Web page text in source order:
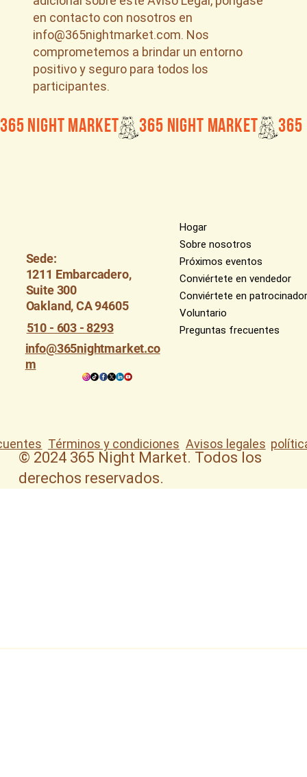
en contacto con nosotros en
info@365nightmarket.com. Nos
comprometemos a brindar un entorno
positivo y seguro para todos los
participantes.
365 Night Market
Sede:
1211 Embarcadero,
Suite 300
Oakland, CA 94605
510 - 603 - 8293
info@365nightmarket.co
m
Hogar
Sobre nosotros
Próximos eventos
Conviértete en vendedor
Conviértete en patrocinador
Voluntario
Preguntas frecuentes
Términos y condiciones Avisos legales
© 2024 365 Night Market. Todos los
derechos reservados.